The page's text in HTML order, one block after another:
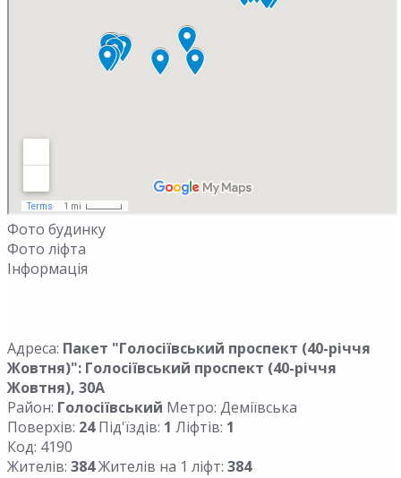
Фото будинку
Фото ліфта
Інформація
Адреса: Пакет "Голосіївський проспект (40-річчя
Жовтня)": Голосіївський проспект (40-річчя
Жовтня), 30А
Район: Голосіївський Метро: Деміївська
Поверхів: 24Під'їздів: 1 Ліфтів: 1
Код: 4190
Жителів: 384Жителів на 1 ліфт: 384